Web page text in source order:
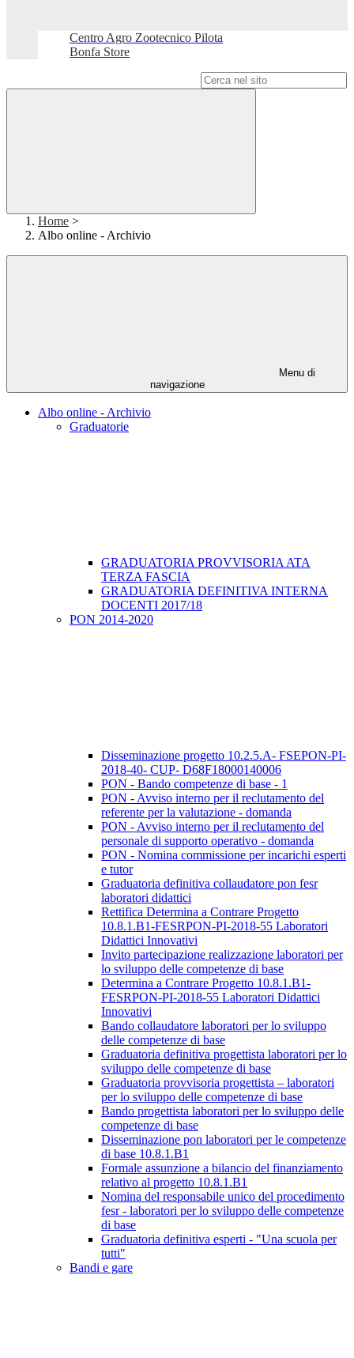
Centro Agro Zootecnico Pilota
Bonfa Store
Home >
Albo online - Archivio
Menu di
navigazione
Albo online - Archivio
Graduatorie
GRADUATORIA PROVVISORIA ATA
TERZA FASCIA
GRADUATORIA DEFINITIVA INTERNA
DOCENTI 2017/18
PON 2014-2020
Disseminazione progetto 10.2.5.A- FSEPON-PI-
2018-40- CUP- D68F18000140006
PON - Bando competenze di base - 1
PON - Avviso interno per il reclutamento del
referente per la valutazione - domanda
PON - Avviso interno per il reclutamento del
personale di supporto operativo - domanda
PON - Nomina commissione per incarichi esperti
e tutor
Graduatoria definitiva collaudatore pon fesr
laboratori didattici
Rettifica Determina a Contrare Progetto
10.8.1.B1-FESRPON-PI-2018-55 Laboratori
Didattici Innovativi
Invito partecipazione realizzazione laboratori per
lo sviluppo delle competenze di base
Determina a Contrare Progetto 10.8.1.B1-
FESRPON-PI-2018-55 Laboratori Didattici
Innovativi
Bando collaudatore laboratori per lo sviluppo
delle competenze di base
Graduatoria definitiva progettista laboratori per lo
sviluppo delle competenze di base
Graduatoria provvisoria progettista – laboratori
per lo sviluppo delle competenze di base
Bando progettista laboratori per lo sviluppo delle
competenze di base
Disseminazione pon laboratori per le competenze
di base 10.8.1.B1
Formale assunzione a bilancio del finanziamento
relativo al progetto 10.8.1.B1
Nomina del responsabile unico del procedimento
fesr - laboratori per lo sviluppo delle competenze
di base
Graduatoria definitiva esperti - "Una scuola per
tutti"
Bandi e gare